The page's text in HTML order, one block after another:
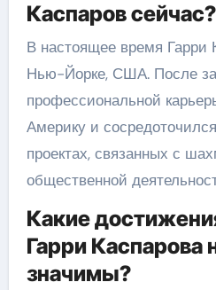
Каспаров сейчас?
В настоящее время Гарри
Нью-Йорке, США. После
профессиональной
Америку и
проектах, связанных с
общественной
Какие
Гарри Каспарова
значимы?